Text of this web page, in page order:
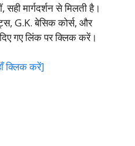
मार्गदर्शन से मिलती है।
G.K. बेसिक कोर्स, और
गए लिंक पर क्लिक करें।
क्लिक करें]